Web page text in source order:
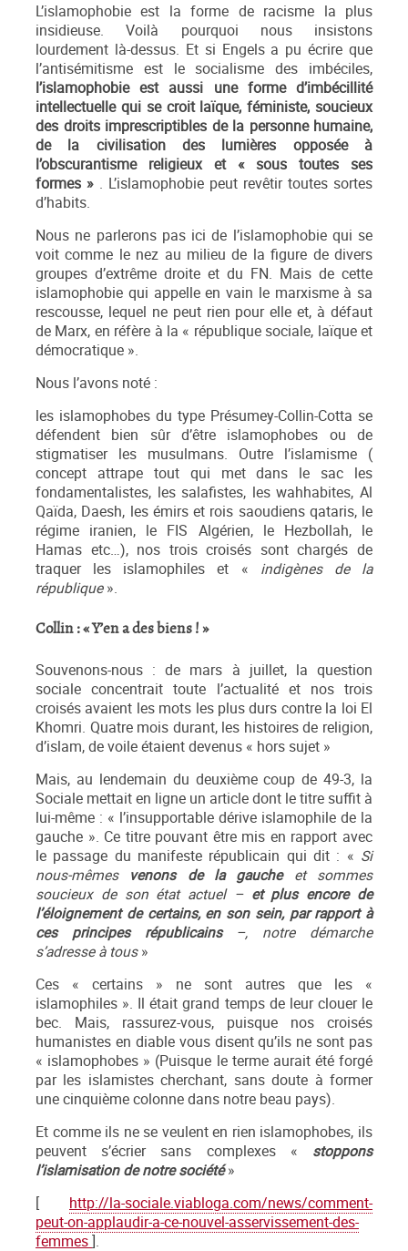
L’islamophobie est la forme de racisme la plus
insidieuse. Voilà pourquoi nous insistons
lourdement là-dessus. Et si Engels a pu écrire que
l’antisémitisme est le socialisme des imbéciles,
l’islamophobie est aussi une forme d’imbécillité
intellectuelle qui se croit laïque, féministe, soucieux
des droits imprescriptibles de la personne humaine,
de la civilisation des lumières opposée à
l’obscurantisme religieux et « sous toutes ses
formes » . L’islamophobie peut revêtir toutes sortes
d’habits.
Nous ne parlerons pas ici de l’islamophobie qui se
voit comme le nez au milieu de la figure de divers
groupes d’extrême droite et du FN. Mais de cette
islamophobie qui appelle en vain le marxisme à sa
rescousse, lequel ne peut rien pour elle et, à défaut
de Marx, en réfère à la « république sociale, laïque et
démocratique ».
Nous l’avons noté :
les islamophobes du type Présumey-Collin-Cotta se
défendent bien sûr d’être islamophobes ou de
stigmatiser les musulmans. Outre l’islamisme (
concept attrape tout qui met dans le sac les
fondamentalistes, les salafistes, les wahhabites, Al
Qaïda, Daesh, les émirs et rois saoudiens qataris, le
régime iranien, le FIS Algérien, le Hezbollah, le
Hamas etc…), nos trois croisés sont chargés de
traquer les islamophiles et « indigènes de la
république».
Collin : « Y’en a des biens ! »
Souvenons-nous : de mars à juillet, la question
sociale concentrait toute l’actualité et nos trois
croisés avaient les mots les plus durs contre la loi El
Khomri. Quatre mois durant, les histoires de religion,
d’islam, de voile étaient devenus « hors sujet »
Mais, au lendemain du deuxième coup de 49-3, la
Sociale mettait en ligne un article dont le titre suffit à
lui-même : « l’insupportable dérive islamophile de la
gauche ». Ce titre pouvant être mis en rapport avec
le passage du manifeste républicain qui dit : « Si
nous-mêmes venons de la gaucheet sommes
soucieux de son état actuel – et plus encore de
l’éloignement de certains, en son sein, par rapport à
ces principes républicains
–, notre démarche
s’adresse à tous»
Ces « certains » ne sont autres que les «
islamophiles ». Il était grand temps de leur clouer le
bec. Mais, rassurez-vous, puisque nos croisés
humanistes en diable vous disent qu’ils ne sont pas
« islamophobes » (Puisque le terme aurait été forgé
par les islamistes cherchant, sans doute à former
une cinquième colonne dans notre beau pays).
Et comme ils ne se veulent en rien islamophobes, ils
peuvent s’écrier sans complexes « stoppons
l’islamisation de notre société»
[ http://la-sociale.viabloga.com/news/comment-
peut-on-applaudir-a-ce-nouvel-asservissement-des-
femmes].